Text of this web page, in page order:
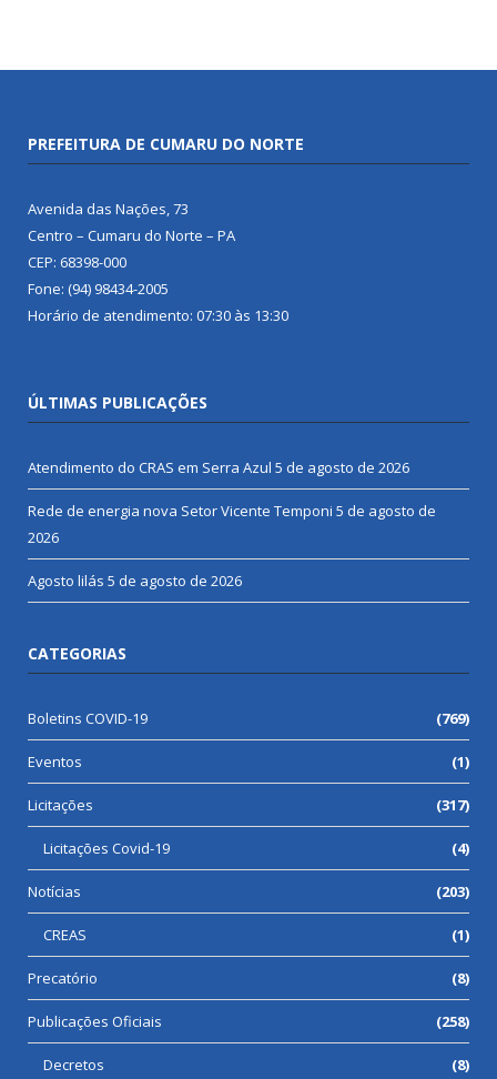
PREFEITURA DE CUMARU DO NORTE
Avenida das Nações, 73
Centro – Cumaru do Norte – PA
CEP: 68398-000
Fone: (94) 98434-2005
Horário de atendimento: 07:30 às 13:30
ÚLTIMAS PUBLICAÇÕES
Atendimento do CRAS em Serra Azul 5 de agosto de 2026
Rede de energia nova Setor Vicente Temponi 5 de agosto de
2026
Agosto lilás 5 de agosto de 2026
CATEGORIAS
Boletins COVID-19 (769)
Eventos (1)
Licitações (317)
Licitações Covid-19 (4)
Notícias (203)
CREAS (1)
Precatório (8)
Publicações Oficiais (258)
Decretos (8)